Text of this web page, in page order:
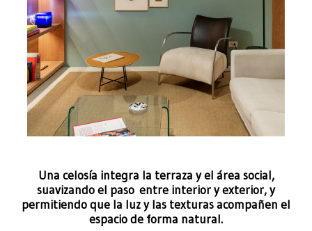
Una celosía integra la terraza y el área social,
suavizando el paso entre interior y exterior, y
permitiendo que la luz y las texturas acompañen el
espacio de forma natural.